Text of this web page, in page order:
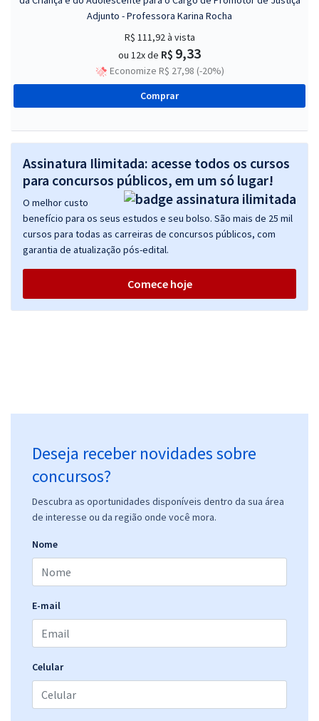
Adjunto - Professora Karina Rocha
R$ 111,92à vista
ou 12x de R$ 9,33
Economize R$ 27,98 (-20%)
Comprar
Assinatura Ilimitada: acesse todos os cursos
para concursos públicos, em um só lugar!
O melhor custo
benefício para os seus estudos e seu bolso. São mais de 25 mil
cursos para todas as carreiras de concursos públicos, com
garantia de atualização pós-edital.
Comece hoje
Deseja receber novidades sobre
concursos?
Descubra as oportunidades disponíveis dentro da sua área
de interesse ou da região onde você mora.
Nome
E-mail
Celular